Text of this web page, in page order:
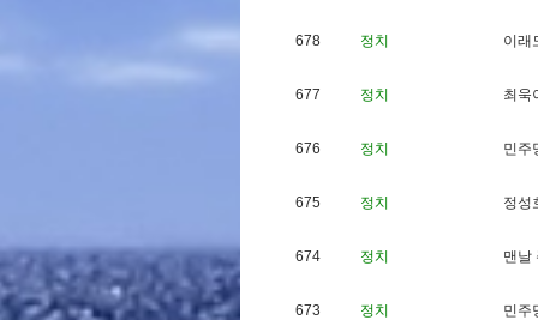
678 정치 이 래
677 정치 최 욱
676 정치 민주
675 정치 정성
674 정치 맨날
673 정치 민주